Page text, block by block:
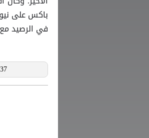
في الرصيد مع السادس ميامي